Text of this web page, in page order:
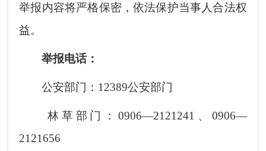
举报内容将严格保密，依法保护当事人合法权
益。
举报电话：
公安部门：12389公安部门
林草部门：0906—2121241、0906—
2121656